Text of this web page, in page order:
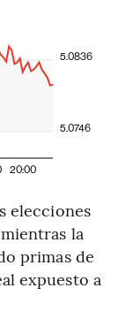
20:00
5.0746
5.0836
elecciones
la
primas de
expuesto a